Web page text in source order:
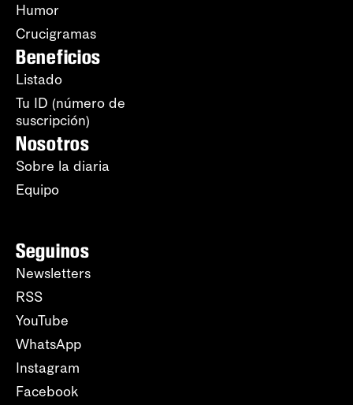
Humor
Crucigramas
Beneficios
Listado
Tu ID (número de
suscripción)
Nosotros
Sobre la diaria
Equipo
Seguinos
Newsletters
RSS
YouTube
WhatsApp
Instagram
Facebook